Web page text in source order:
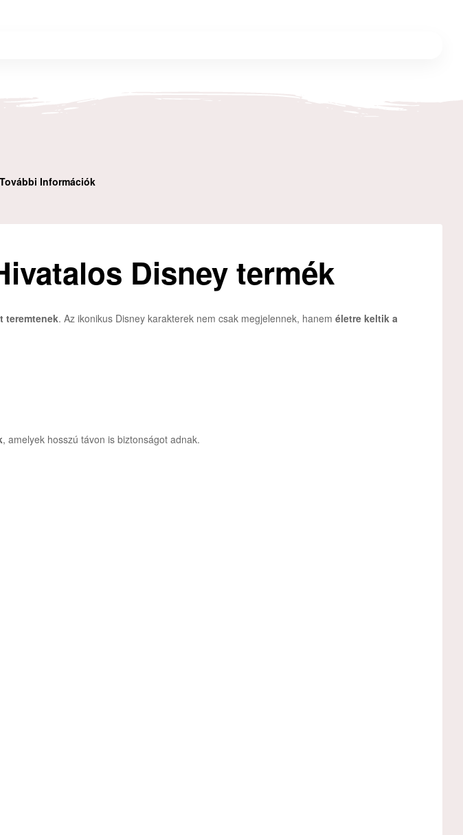
További Információk
Disney termék
teremtenek. Az ikonikus Disney karakterek nem csak megjelennek, hanem életre keltik a
, amelyek hosszú távon is biztonságot adnak.